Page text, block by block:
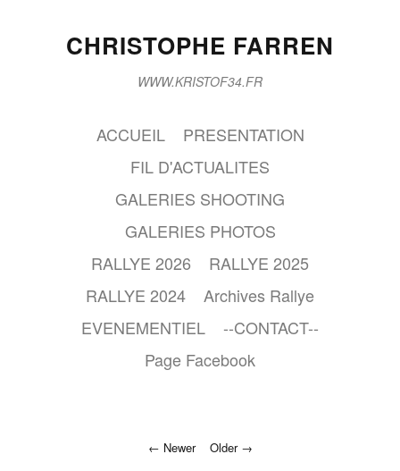
CHRISTOPHE FARREN
WWW.KRISTOF34.FR
ACCUEIL
PRESENTATION
FIL D'ACTUALITES
GALERIES SHOOTING
GALERIES PHOTOS
RALLYE 2026
RALLYE 2025
RALLYE 2024
Archives Rallye
EVENEMENTIEL
--CONTACT--
Page Facebook
Newer Older